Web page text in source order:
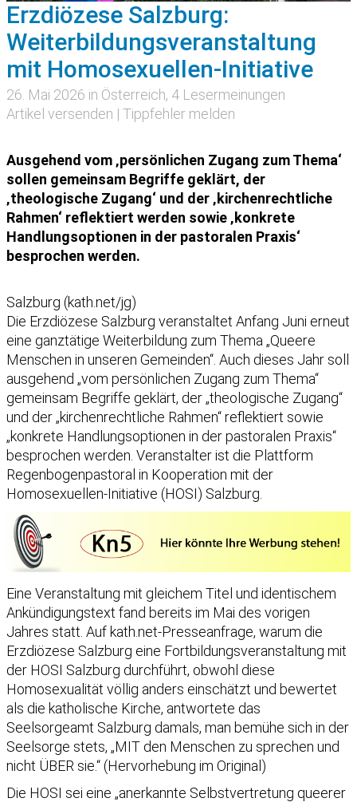
Erzdiözese Salzburg:
Weiterbildungsveranstaltung
mit Homosexuellen-Initiative
26. Mai 2026 in Österreich, 4 Lesermeinungen
Artikel versenden | Tippfehler melden
Ausgehend vom ‚persönlichen Zugang zum Thema‘
sollen gemeinsam Begriffe geklärt, der
‚theologische Zugang‘ und der ‚kirchenrechtliche
Rahmen‘ reflektiert werden sowie ‚konkrete
Handlungsoptionen in der pastoralen Praxis‘
besprochen werden.
Salzburg (kath.net/jg)
Die Erzdiözese Salzburg veranstaltet Anfang Juni erneut
eine ganztätige Weiterbildung zum Thema „Queere
Menschen in unseren Gemeinden“. Auch dieses Jahr soll
ausgehend „vom persönlichen Zugang zum Thema“
gemeinsam Begriffe geklärt, der „theologische Zugang“
und der „kirchenrechtliche Rahmen“ reflektiert sowie
„konkrete Handlungsoptionen in der pastoralen Praxis“
besprochen werden. Veranstalter ist die Plattform
Regenbogenpastoral in Kooperation mit der
Homosexuellen-Initiative (HOSI) Salzburg.
Eine Veranstaltung mit gleichem Titel und identischem
Ankündigungstext fand bereits im Mai des vorigen
Jahres statt. Auf kath.net-Presseanfrage, warum die
Erzdiözese Salzburg eine Fortbildungsveranstaltung mit
der HOSI Salzburg durchführt, obwohl diese
Homosexualität völlig anders einschätzt und bewertet
als die katholische Kirche, antwortete das
Seelsorgeamt Salzburg damals, man bemühe sich in der
Seelsorge stets, „MIT den Menschen zu sprechen und
nicht ÜBER sie.“ (Hervorhebung im Original)
Die HOSI sei eine „anerkannte Selbstvertretung queerer